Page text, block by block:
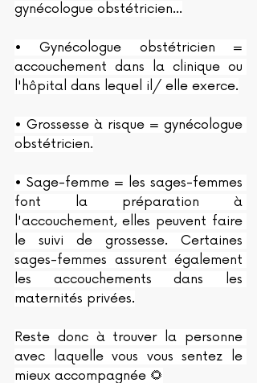
gynécologue obstétricien…
• Gynécologue obstétricien =
accouchement dans la clinique ou
l'hôpital dans lequel il/ elle exerce.
• Grossesse à risque = gynécologue
obstétricien.
• Sage-femme = les sages-femmes
font la préparation à
l'accouchement, elles peuvent faire
le suivi de grossesse. Certaines
sages-femmes assurent également
les accouchements dans les
maternités privées.
Reste donc à trouver la personne
avec laquelle vous vous sentez le
mieux accompagnée 🌻